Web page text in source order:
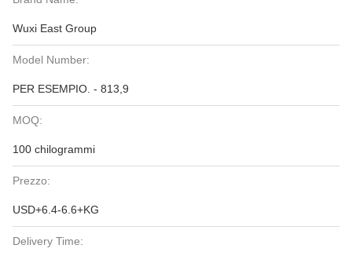
Wuxi East Group
Model Number:
PER ESEMPIO. - 813,9
MOQ:
100 chilogrammi
Prezzo:
USD+6.4-6.6+KG
Delivery Time: